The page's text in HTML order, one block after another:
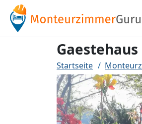
Startseite